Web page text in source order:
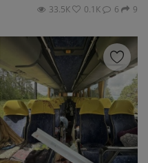
33.5К 0.1К 6 9